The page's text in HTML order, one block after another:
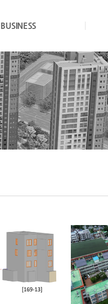
BUSINESS